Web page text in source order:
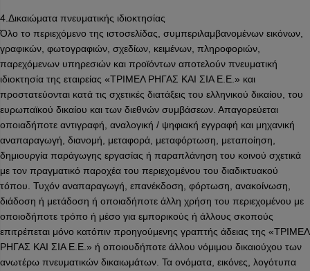
4.Δικαιώματα πνευματικής ιδιοκτησίας
Όλο το περιεχόμενο της ιστοσελίδας, συμπεριλαμβανομένων εικόνων,
γραφικών, φωτογραφιών, σχεδίων, κειμένων, πληροφοριών,
παρεχόμενων υπηρεσιών και προϊόντων αποτελούν πνευματική
ιδιοκτησία της εταιρείας «ΤΡΙΜΕΛ ΡΗΓΑΣ ΚΑΙ ΣΙΑ Ε.Ε.» και
προστατεύονται κατά τις σχετικές διατάξεις του ελληνικού δικαίου, του
ευρωπαϊκού δικαίου και των διεθνών συμβάσεων. Απαγορεύεται
οποιαδήποτε αντιγραφή, αναλογική / ψηφιακή εγγραφή και μηχανική
αναπαραγωγή, διανομή, μεταφορά, μεταφόρτωση, μεταποίηση,
δημιουργία παράγωγης εργασίας ή παραπλάνηση του κοινού σχετικά
με τον πραγματικό παροχέα του περιεχομένου του διαδικτυακού
τόπου. Τυχόν αναπαραγωγή, επανέκδοση, φόρτωση, ανακοίνωση,
διάδοση ή μετάδοση ή οποιαδήποτε άλλη χρήση του περιεχομένου με
οποιοδήποτε τρόπο ή μέσο για εμπορικούς ή άλλους σκοπούς
επιτρέπεται μόνο κατόπιν προηγούμενης γραπτής άδειας της «ΤΡΙΜΕΛ
ΡΗΓΑΣ ΚΑΙ ΣΙΑ Ε.Ε.» ή οποιουδήποτε άλλου νόμιμου δικαιούχου των
ανωτέρω πνευματικών δικαιωμάτων. Τα ονόματα, εικόνες, λογότυπα